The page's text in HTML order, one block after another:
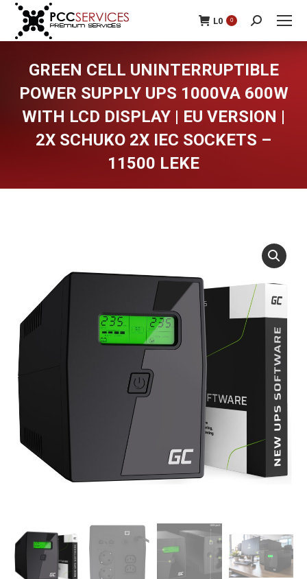
L0 0 Search:
GREEN CELL UNINTERRUPTIBLE
POWER SUPPLY UPS 1000VA 600W
WITH LCD DISPLAY | EU VERSION |
2X SCHUKO 2X IEC SOCKETS –
11500 LEKE